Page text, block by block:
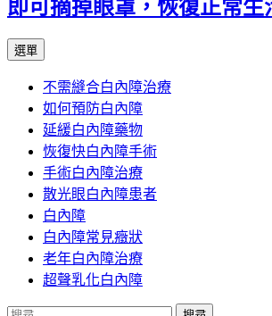
即可摘掉眼罩，恢復正常生
選單
主
要
內
容
不需縫合白內障治療
如何預防白內障
延緩白內障藥物
恢復快白內障手術
手術白內障治療
散光眼白內障患者
白內障
白內障常見癥狀
老年白內障治療
超聲乳化白內障